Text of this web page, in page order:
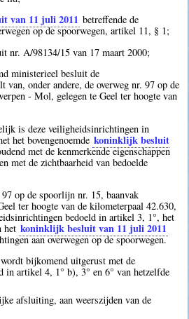
van 11 juli 2011 betreffende de
op de spoorwegen, artikel 11, § 1;
nr. A/98134/15 van 17 maart 2000;
ministerieel besluit de
van, onder andere, de overweg nr. 97 op de
- Mol, gelegen te Geel ter hoogte van
is deze veiligheidsinrichtingen in
het bovengenoemde koninklijk besluit
met de kenmerkende eigenschappen
met de zichtbaarheid van bedoelde
op de spoorlijn nr. 15, baanvak
ter hoogte van de kilometerpaal 42.630,
bedoeld in artikel 3, 1°, het
het koninklijk besluit van 11 juli 2011
aan overwegen op de spoorwegen.
bijkomend uitgerust met de
in artikel 4, 1° b), 3° en 6° van hetzelfde
afsluiting, aan weerszijden van de